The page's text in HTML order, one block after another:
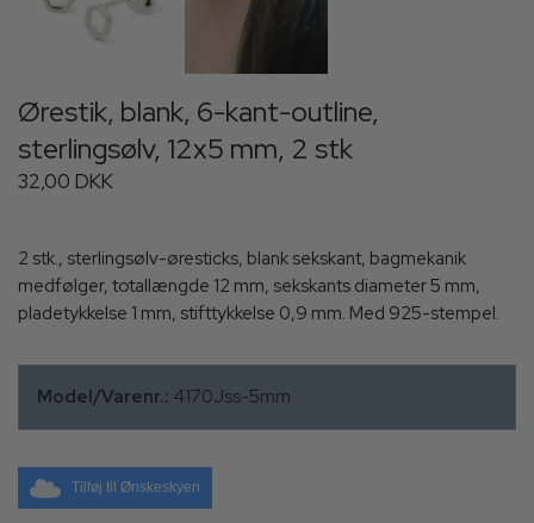
Ørestik, blank, 6-kant-outline,
sterlingsølv, 12x5 mm, 2 stk
32,00 DKK
2 stk., sterlingsølv-øresticks, blank sekskant, bagmekanik
medfølger, totallængde 12 mm, sekskants diameter 5 mm,
pladetykkelse 1 mm, stifttykkelse 0,9 mm. Med 925-stempel.
Model/Varenr.: 4170Jss-5mm
Tilføj til Ønskeskyen